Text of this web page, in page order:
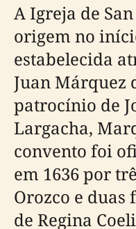
A Igreja de
origem no
estabelecida
Juan Márquez
patrocínio de
Largacha,
convento foi
em 1636 por
Orozco e duas
de Regina